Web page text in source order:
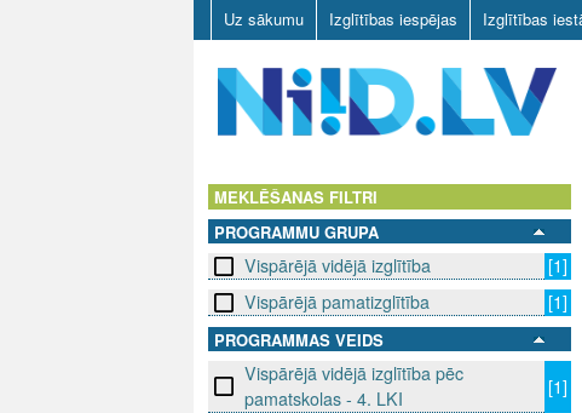
Uz sākumu Izglītības iespējas Izglītības
D
MEKLĒŠANAS FILTRI
PROGRAMMU GRUPA
Vispārējā vidējā izglītība
[1]
Vispārējā pamatizglītība
[1]
PROGRAMMAS VEIDS
Vispārējā vidējā izglītība pēc
pamatskolas - 4. LKI
[1]